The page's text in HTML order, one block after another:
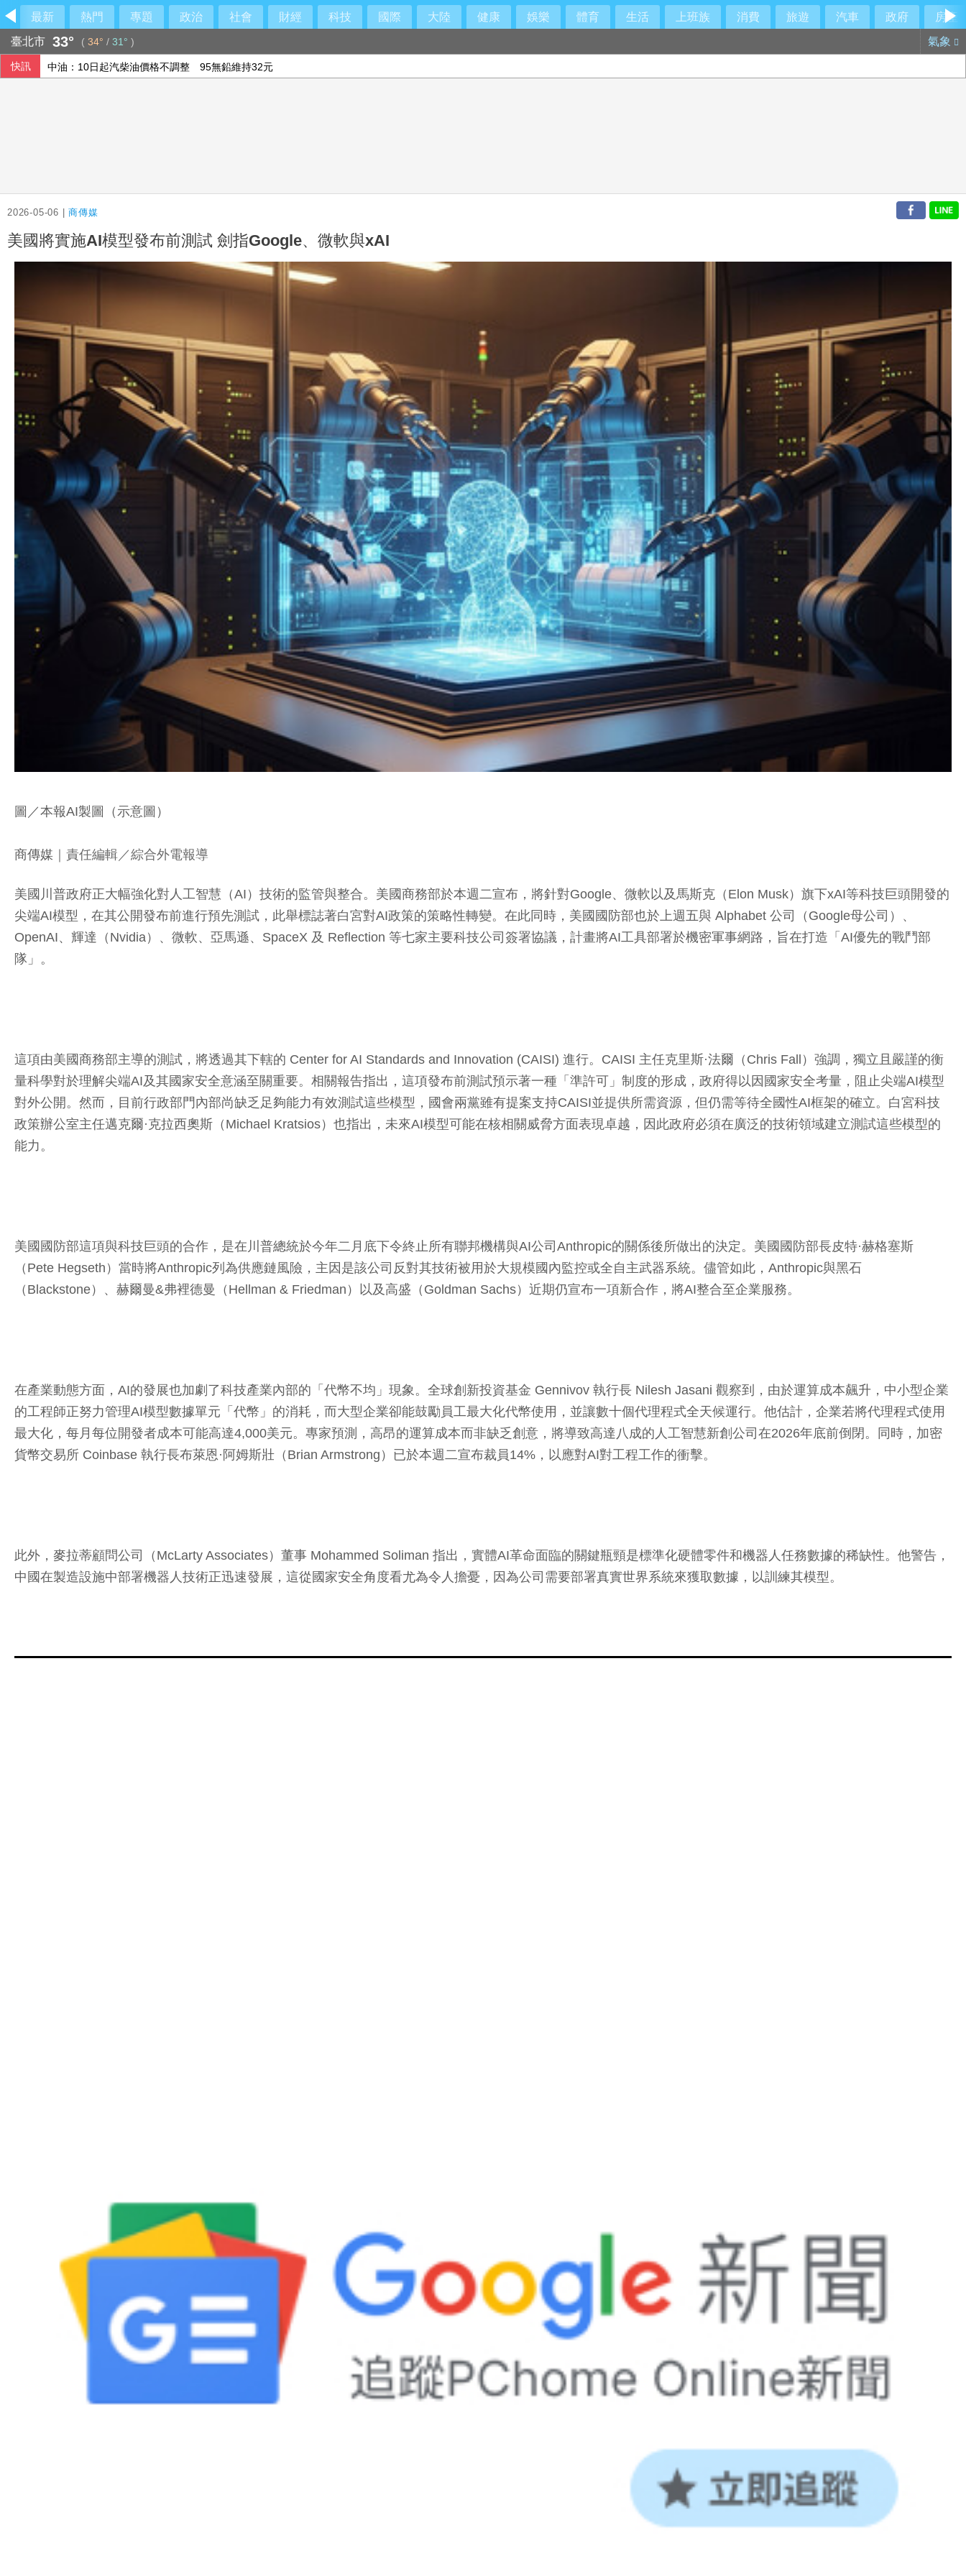
最新 熱門 專題 政治 社會 財經 科技 國際 大陸 健康 娛樂 體育 生活 上班族 消費 旅遊 汽車 政府
房產
臺北市 33° ( 34° / 31° ) 氣象
快訊 中油：10日起汽柴油價格不調整 95無鉛維持32元
2026-05-06 |商傳媒
美國將實施AI模型發布前測試 劍指Google、微軟與xAI
圖／本報AI製圖（示意圖）
商傳媒 ｜責任編輯／綜合外電報導
美國川普政府正大幅強化對人工智慧（AI）技術的監管與整合。美國商務部於本週二宣布，將針對Google、微軟以及馬斯克（Elon Musk）旗下xAI等科技巨頭開發的
尖端AI模型，在其公開發布前進行預先測試，此舉標誌著白宮對AI政策的策略性轉變。在此同時，美國國防部也於上週五與 Alphabet 公司（Google母公司）、
OpenAI、輝達（Nvidia）、微軟、亞馬遜、SpaceX 及 Reflection 等七家主要科技公司簽署協議，計畫將AI工具部署於機密軍事網路，旨在打造「AI優先的戰鬥部
隊」。
這項由美國商務部主導的測試，將透過其下轄的 Center for AI Standards and Innovation (CAISI) 進行。CAISI 主任克里斯·法爾（Chris Fall）強調，獨立且嚴謹的衡
量科學對於理解尖端AI及其國家安全意涵至關重要。相關報告指出，這項發布前測試預示著一種「準許可」制度的形成，政府得以因國家安全考量，阻止尖端AI模型
對外公開。然而，目前行政部門內部尚缺乏足夠能力有效測試這些模型，國會兩黨雖有提案支持CAISI並提供所需資源，但仍需等待全國性AI框架的確立。白宮科技
政策辦公室主任邁克爾·克拉西奧斯（Michael Kratsios）也指出，未來AI模型可能在核相關威脅方面表現卓越，因此政府必須在廣泛的技術領域建立測試這些模型的
能力。
美國國防部這項與科技巨頭的合作，是在川普總統於今年二月底下令終止所有聯邦機構與AI公司Anthropic的關係後所做出的決定。美國國防部長皮特·赫格塞斯
（Pete Hegseth）當時將Anthropic列為供應鏈風險，主因是該公司反對其技術被用於大規模國內監控或全自主武器系統。儘管如此，Anthropic與黑石
（Blackstone）、赫爾曼&弗裡德曼（Hellman & Friedman）以及高盛（Goldman Sachs）近期仍宣布一項新合作，將AI整合至企業服務。
在產業動態方面，AI的發展也加劇了科技產業內部的「代幣不均」現象。全球創新投資基金 Gennivov 執行長 Nilesh Jasani 觀察到，由於運算成本飆升，中小型企業
的工程師正努力管理AI模型數據單元「代幣」的消耗，而大型企業卻能鼓勵員工最大化代幣使用，並讓數十個代理程式全天候運行。他估計，企業若將代理程式使用
最大化，每月每位開發者成本可能高達4,000美元。專家預測，高昂的運算成本而非缺乏創意，將導致高達八成的人工智慧新創公司在2026年底前倒閉。同時，加密
貨幣交易所 Coinbase 執行長布萊恩·阿姆斯壯（Brian Armstrong）已於本週二宣布裁員14%，以應對AI對工程工作的衝擊。
此外，麥拉蒂顧問公司（McLarty Associates）董事 Mohammed Soliman 指出，實體AI革命面臨的關鍵瓶頸是標準化硬體零件和機器人任務數據的稀缺性。他警告，
中國在製造設施中部署機器人技術正迅速發展，這從國家安全角度看尤為令人擔憂，因為公司需要部署真實世界系統來獲取數據，以訓練其模型。